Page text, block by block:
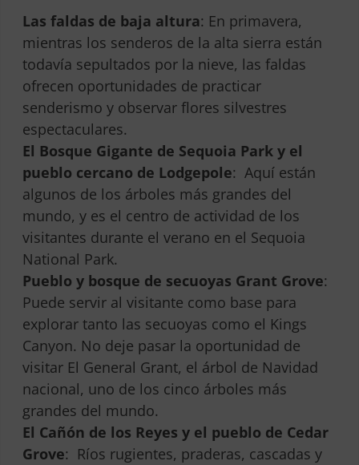
Las faldas de baja altura: En primavera,
mientras los senderos de la alta sierra están
todavía sepultados por la nieve, las faldas
ofrecen oportunidades de practicar
senderismo y observar flores silvestres
espectaculares.
El Bosque Gigante de Sequoia Park y el
pueblo cercano de Lodgepole: Aquí están
algunos de los árboles más grandes del
mundo, y es el centro de actividad de los
visitantes durante el verano en el Sequoia
National Park.
Pueblo y bosque de secuoyas Grant Grove:
Puede servir al visitante como base para
explorar tanto las secuoyas como el Kings
Canyon. No deje pasar la oportunidad de
visitar El General Grant, el árbol de Navidad
nacional, uno de los cinco árboles más
grandes del mundo.
El Cañón de los Reyes y el pueblo de Cedar
Grove: Ríos rugientes, praderas, cascadas y